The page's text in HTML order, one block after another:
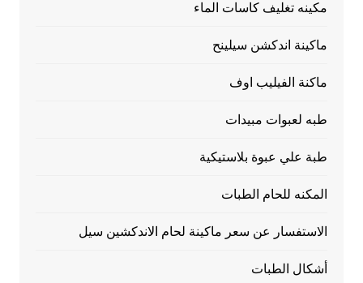
مكينه تغليف كاسات الماء
ماكينة اندكشن سيلينح
ماكنة الفيليب اوف
طبه لعبوات مبيدات
طبة علي عبوة بلاستيكية
المكنه للحام الطبات
الاستفسار عن سعر ماكينة لحام الاندكشين سيل
أشكال الطبات